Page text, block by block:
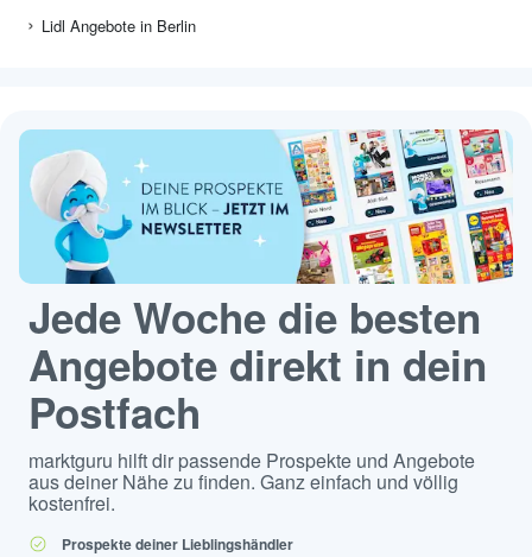
Lidl Angebote in Berlin
Jede Woche die besten
Angebote direkt in dein
Postfach
marktguru hilft dir passende Prospekte und Angebote
aus deiner Nähe zu finden. Ganz einfach und völlig
kostenfrei.
Prospekte deiner Lieblingshändler